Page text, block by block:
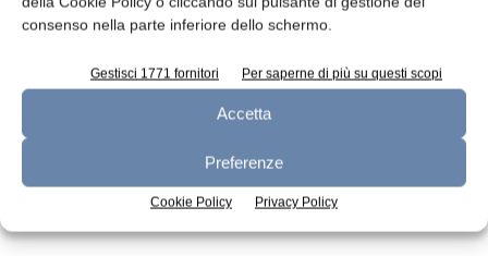
consenso nella parte inferiore dello schermo.
Gestisci 1771 fornitori Per saperne di più su questi scopi
Accetta
Preferenze
Cookie Policy Privacy Policy
n.6 - Giugno 2026 n.5 - Maggio 2026
Edicola Web